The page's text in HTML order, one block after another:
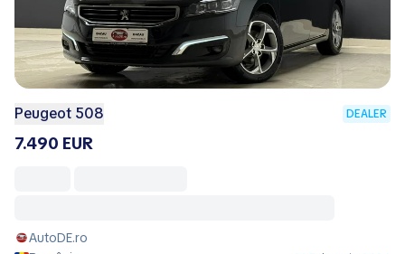
Peugeot 508 DEALER
7.490 EUR
AutoDE.ro